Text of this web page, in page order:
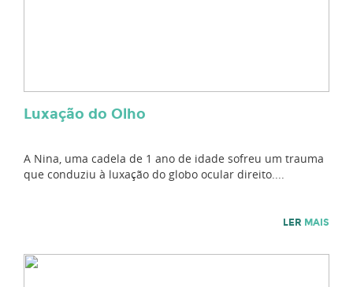
Luxação do Olho
A Nina, uma cadela de 1 ano de idade sofreu um trauma
que conduziu à luxação do globo ocular direito....
LER MAIS